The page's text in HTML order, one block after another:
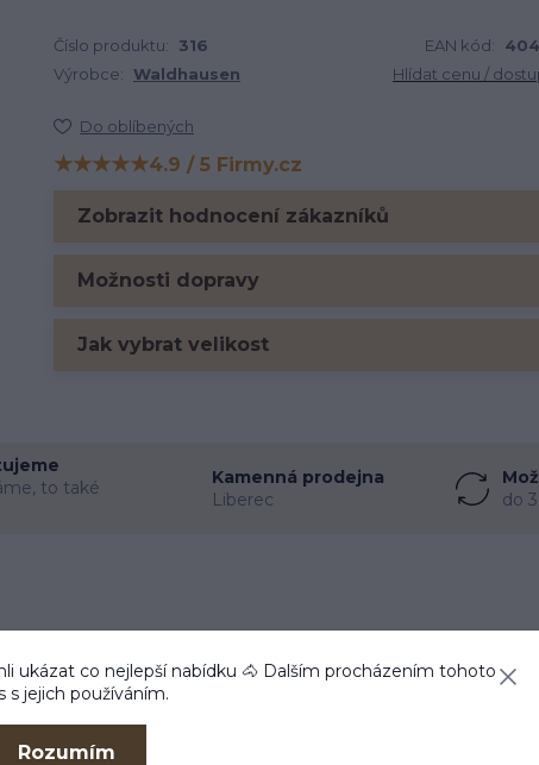
Číslo produktu: 316 EAN kód:
Výrobce: Waldhausen Hlídat cenu /
Do oblíbených
Hodnocení na Firmy.cz
★★★★★4.9 / 5 Firmy.cz
Zobrazit hodnocení zákazníků
Možnosti dopravy
Jak vybrat velikost
to také
Kamenná prodejna
Liberec
do
Chcete se na
ukázat co nejlepší nabídku 🐴 Dalším procházením tohoto
s jejich používáním.
Rozumím